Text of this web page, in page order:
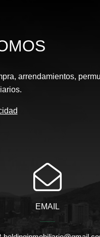
arrendamientos,
EMAIL